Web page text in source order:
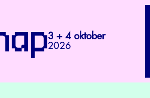
3 + 4 oktober
2026